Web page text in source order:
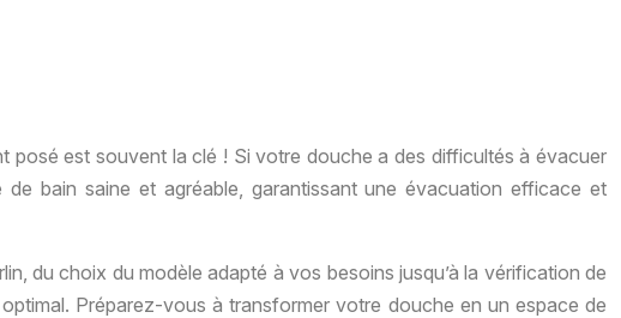
posé est souvent la clé ! Si votre douche a des difficultés à évacuer
bain saine et agréable, garantissant une évacuation efficace et
du choix du modèle adapté à vos besoins jusqu’à la vérification de
Préparez-vous à transformer votre douche en un espace de